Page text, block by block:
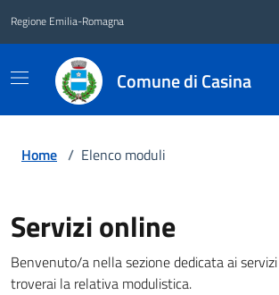
Regione Emilia-Romagna
Comune di Casina
Home / Elenco moduli
Servizi online
Benvenuto/a nella sezione dedicata ai
troverai la relativa modulistica.